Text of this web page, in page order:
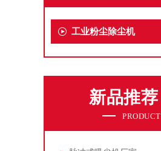
工业粉尘除尘机
新品推荐